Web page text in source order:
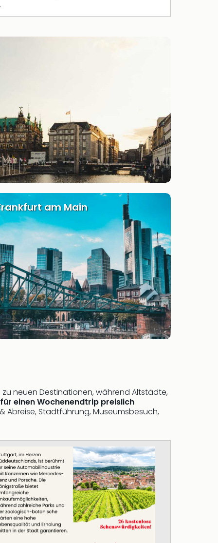
am Main
neuen Destinationen, während Altstädte,
einen Wochenendtrip preislich
Abreise, Stadtführung, Museumsbesuch,